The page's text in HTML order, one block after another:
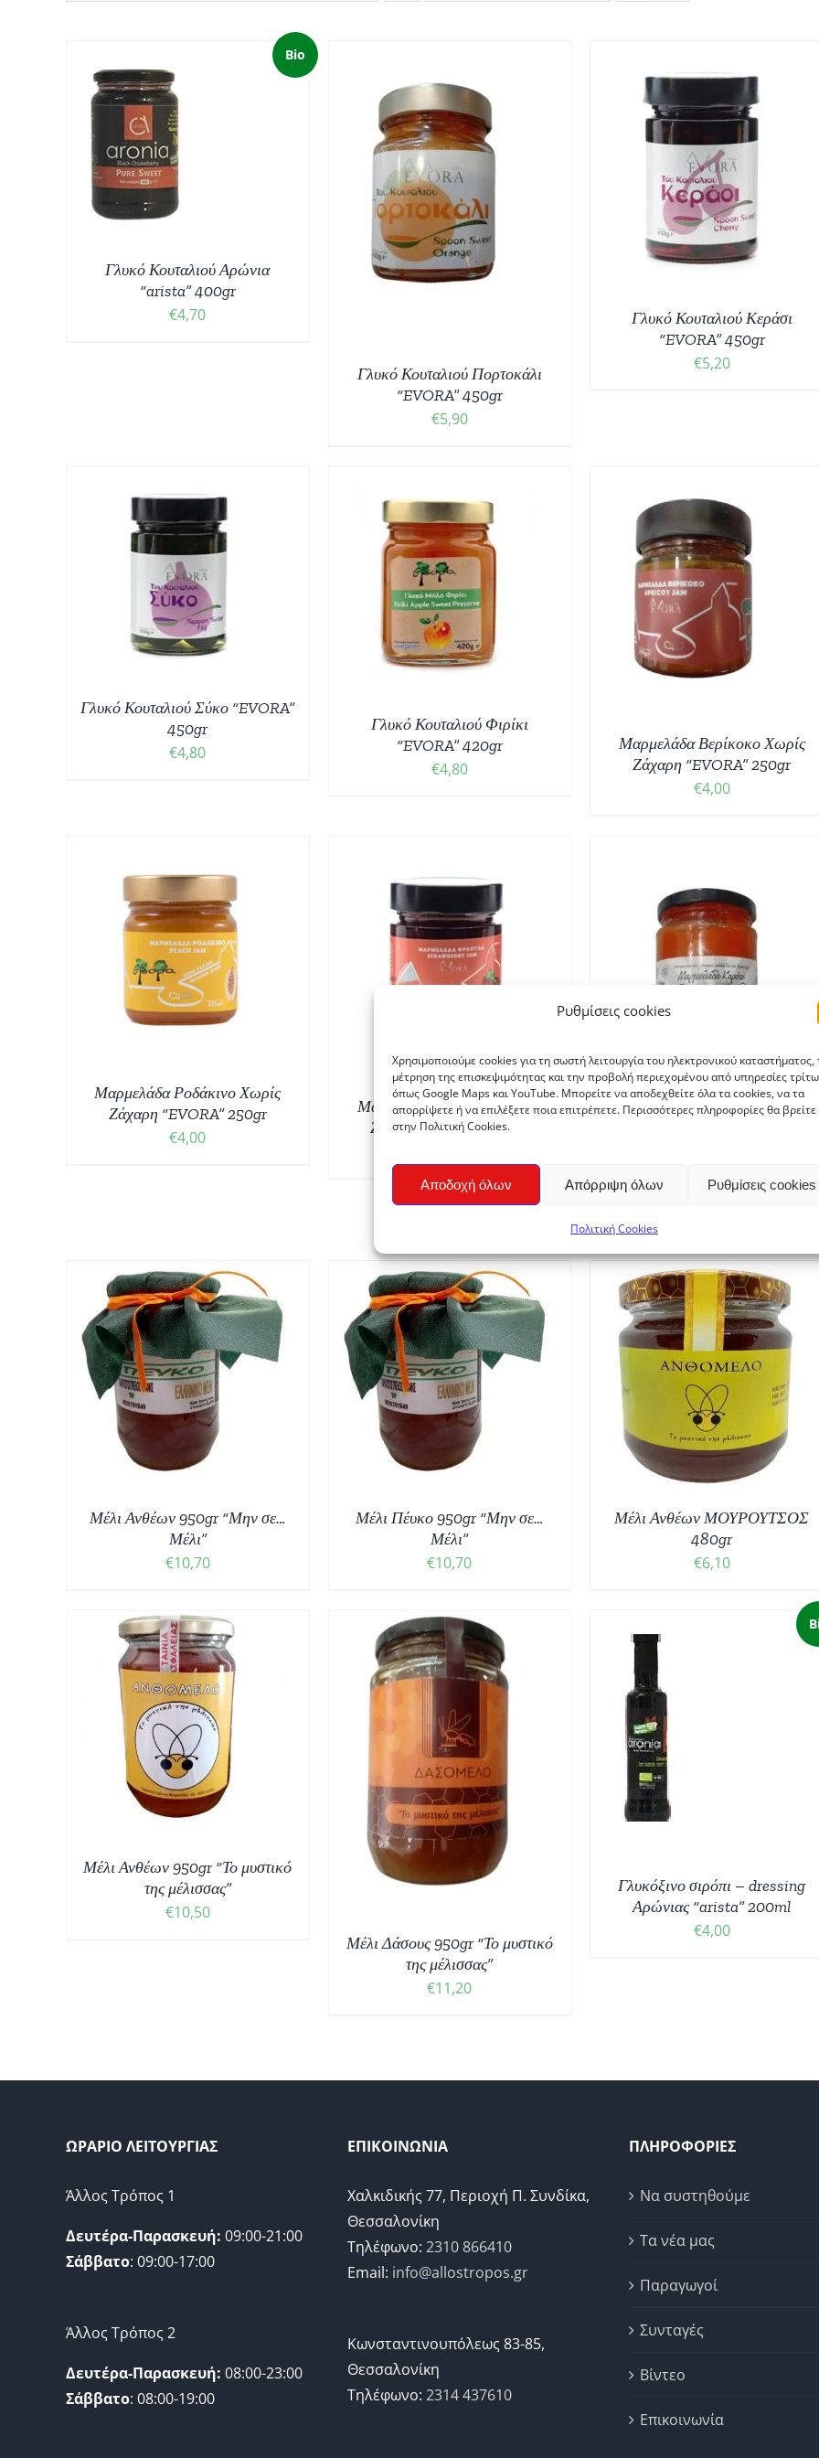
Ρυθμίσεις cookies
Χρησιμοποιούμε cookies για τη σωστή λειτουργία του ηλεκτρονικού καταστήματος,
μέτρηση της επισκεψιμότητας και την προβολή περιεχομένου από υπηρεσίες
όπως Google Maps και YouTube. Μπορείτε να αποδεχθείτε όλα τα cookies, να τα
απορρίψετε ή να επιλέξετε ποια επιτρέπετε. Περισσότερες πληροφορίες θα βρείτε
στην Πολιτική Cookies.
Αποδοχή όλων Απόρριψη όλων Ρυθμίσεις cookies
Πολιτική Cookies
Bio
Γλυκό Κουταλιού Αρώνια
“arista” 400gr
€4,70
ΠΡΟΣΘΉΚΗ ΣΤΟ ΚΑΛΆΘΙ
ΛΕΠΤΟΜΈΡΕΙΕΣ
Γλυκό Κουταλιού Πορτοκάλι
“EVORA” 450gr
€5,90
ΠΡΟΣΘΉΚΗ ΣΤΟ ΚΑΛΆΘΙ
ΛΕΠΤΟΜΈΡΕΙΕΣ
Γλυκό Κουταλιού Κεράσι
“EVORA” 450gr
€5,20
Γλυκό Κουταλιού Σύκο “EVORA”
450gr
€4,80
ΠΡΟΣΘΉΚΗ ΣΤΟ ΚΑΛΆΘΙ
ΛΕΠΤΟΜΈΡΕΙΕΣ
Γλυκό Κουταλιού Φιρίκι
“EVORA” 420gr
€4,80
ΠΡΟΣΘΉΚΗ ΣΤΟ ΚΑΛΆΘΙ
ΛΕΠΤΟΜΈΡΕΙΕΣ
Μαρμελάδα Βερίκοκο Χωρίς
Ζάχαρη “EVORA” 250gr
€4,00
Μαρμελάδα Ροδάκινο Χωρίς
Ζάχαρη “EVORA” 250gr
€4,00
ΠΡΟΣΘΉΚΗ ΣΤΟ ΚΑΛΆΘΙ
ΛΕΠΤΟΜΈΡΕΙΕΣ
Μαρμελάδα Φράουλα Χωρίς
Ζάχαρη “EVORA” 250gr
ΠΡΟΣΘΉΚΗ ΣΤΟ ΚΑΛΆΘΙ
“ΤΟΥΡΣΑΡΟΣ” 330gr
Μέλι Ανθέων 950gr “Μην σε…
Μέλι”
€10,70
ΠΡΟΣΘΉΚΗ ΣΤΟ ΚΑΛΆΘΙ
ΛΕΠΤΟΜΈΡΕΙΕΣ
Μέλι Πέυκο 950gr “Μην σε…
Μέλι”
€10,70
ΠΡΟΣΘΉΚΗ ΣΤΟ ΚΑΛΆΘΙ
ΛΕΠΤΟΜΈΡΕΙΕΣ
Μέλι Ανθέων ΜΟΥΡΟΥΤΣΟΣ
480gr
€6,10
Μέλι Ανθέων 950gr “Το μυστικό
της μέλισσας”
€10,50
ΠΡΟΣΘΉΚΗ ΣΤΟ ΚΑΛΆΘΙ
ΛΕΠΤΟΜΈΡΕΙΕΣ
Μέλι Δάσους 950gr “Το μυστικό
της μέλισσας”
€11,20
Γλυκόξινο σιρόπι – dressing
Αρώνιας “arista” 200ml
€4,00
ΩΡΑΡΙΟ ΛΕΙΤΟΥΡΓΙΑΣ
Άλλος Τρόπος 1
Δευτέρα-Παρασκευή: 09:00-21:00
Σάββατο: 09:00-17:00
Άλλος Τρόπος 2
Δευτέρα-Παρασκευή: 08:00-23:00
Σάββατο: 08:00-19:00
ΕΠΙΚΟΙΝΩΝΙΑ
Χαλκιδικής 77, Περιοχή Π. Συνδίκα,
Θεσσαλονίκη
Τηλέφωνο: 2310 866410
Email: info@allostropos.gr
Κωνσταντινουπόλεως 83-85,
Θεσσαλονίκη
Τηλέφωνο: 2314 437610
ΠΛΗΡΟΦΟΡΙΕΣ
Να συστηθούμε
Τα νέα μας
Παραγωγοί
Συνταγές
Βίντεο
Επικοινωνία